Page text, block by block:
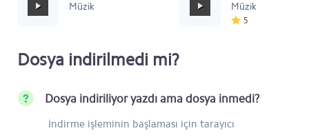
Müzik Müzik
5
Dosya indirilmedi mi?
Dosya indiriliyor yazdı ama dosya inmedi?
İndirme işleminin başlaması için tarayıcı